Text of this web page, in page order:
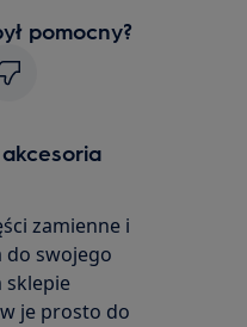
pomocny?
zamienne i
do swojego
sklepie
je prosto do